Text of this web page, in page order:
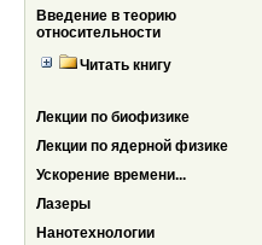
Введение в теорию
относительности
Читать книгу
Лекции по биофизике
Лекции по ядерной физике
Ускорение времени...
Лазеры
Нанотехнологии